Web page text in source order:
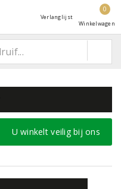
Verlanglijst
0
Winkelwagen
U winkelt veilig bij ons